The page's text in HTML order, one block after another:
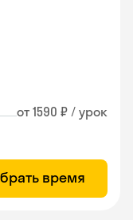
от 1590 ₽ / урок
время